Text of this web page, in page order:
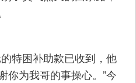
特困补助款已收到，他
你为我哥的事操心。”今